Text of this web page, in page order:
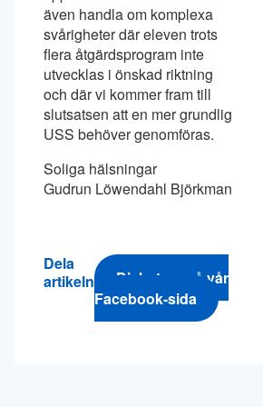
även handla om komplexa
svårigheter där eleven trots
flera åtgärdsprogram inte
utvecklas i önskad riktning
och där vi kommer fram till
slutsatsen att en mer grundlig
USS behöver genomföras.
Soliga hälsningar
Gudrun Löwendahl Björkman
Dela
artikeln
Diskutera på vår
Facebook-sida